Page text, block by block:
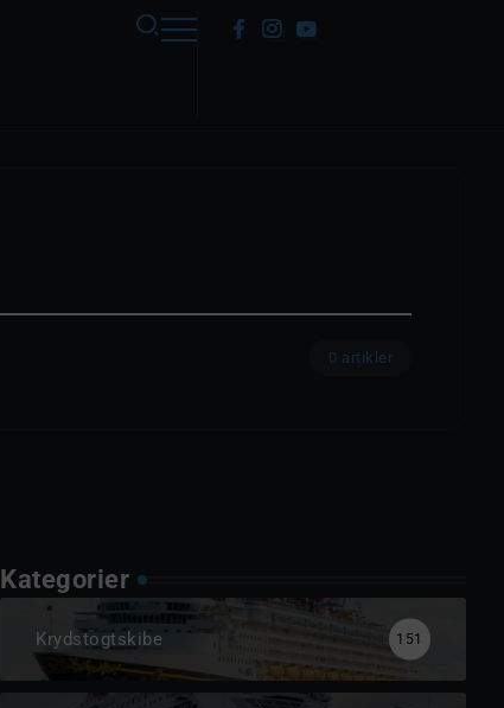
0 artikler
Kategorier
Krydstogtskibe 151